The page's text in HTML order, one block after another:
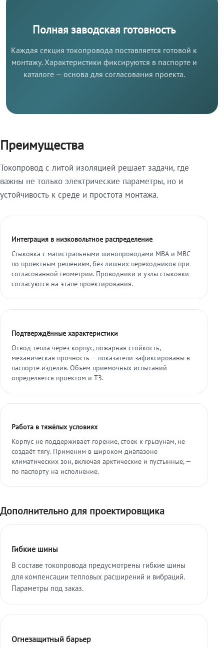
Полная заводская готовность
Каждая секция токопровода поставляется готовой к
монтажу. Характеристики фиксируются в паспорте и
каталоге — основа для согласования проекта.
Преимущества
Токопровод с литой изоляцией решает задачи, где
важны не только электрические параметры, но и
устойчивость к среде и простота монтажа.
Интеграция в низковольтное распределение
Стыковка с магистральными шинопроводами МВА и МВС
по проектным решениям, без лишних переходников при
согласованной геометрии. Проводники и узлы стыковки
согласуются на этапе проектирования.
Подтверждённые характеристики
Отвод тепла через корпус, пожарная стойкость,
механическая прочность — показатели зафиксированы в
паспорте изделия. Объём приёмочных испытаний
определяется проектом и ТЗ.
Работа в тяжёлых условиях
Корпус не поддерживает горение, стоек к грызунам, не
создаёт тягу. Применим в широком диапазоне
климатических зон, включая арктические и пустынные, —
по паспорту на исполнение.
Дополнительно для проектировщика
Гибкие шины
В составе токопровода предусмотрены гибкие шины
для компенсации тепловых расширений и вибраций.
Параметры под заказ.
Огнезащитный барьер